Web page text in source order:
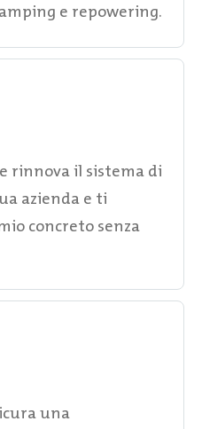
e repowering.
rinnova il sistema di
azienda e ti
concreto senza
una